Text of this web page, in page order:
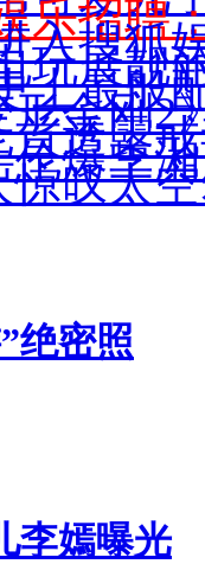
乐招聘
入搜狐
玩展靓
上最般
形金刚2
首透露
伦爆李
惊叹太
绝密照
李嫣曝光